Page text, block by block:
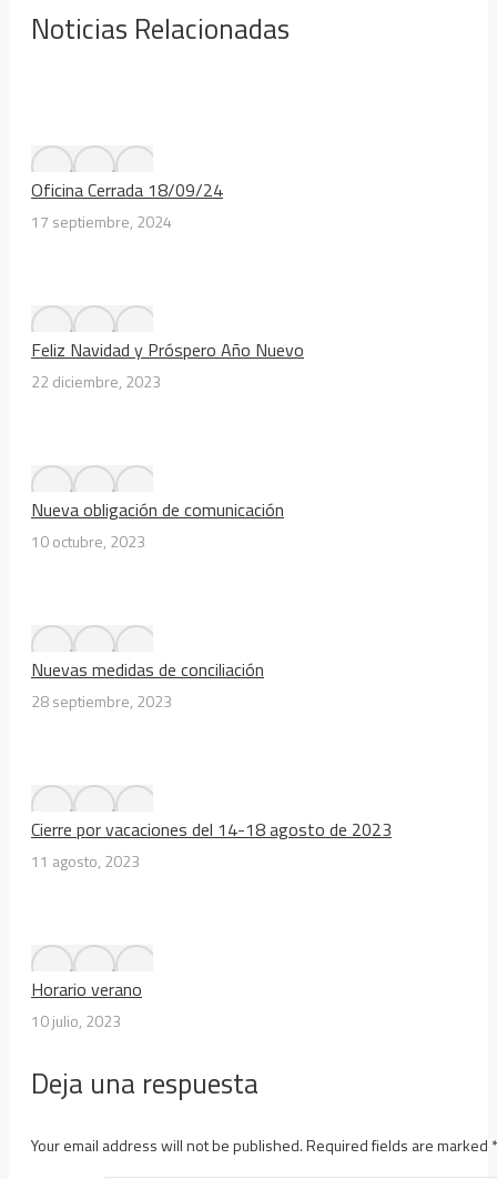
Noticias Relacionadas
Oficina Cerrada 18/09/24
17 septiembre, 2024
Feliz Navidad y Próspero Año Nuevo
22 diciembre, 2023
Nueva obligación de comunicación
10 octubre, 2023
Nuevas medidas de conciliación
28 septiembre, 2023
Cierre por vacaciones del 14-18 agosto de 2023
11 agosto, 2023
Horario verano
10 julio, 2023
Deja una respuesta
Your email address will not be published. Required fields are marked *